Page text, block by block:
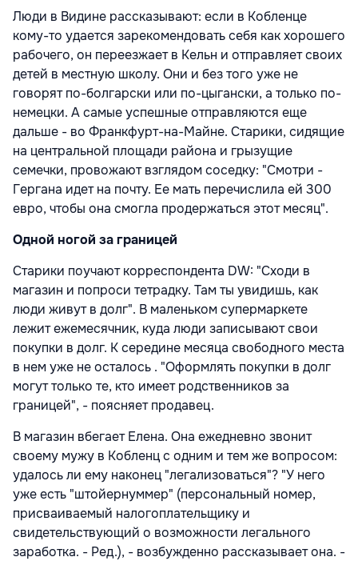
Люди в Видине рассказывают: если в Кобленце
кому-то удается зарекомендовать себя как хорошего
рабочего, он переезжает в Кельн и отправляет своих
детей в местную школу. Они и без того уже не
говорят по-болгарски или по-цыгански, а только по-
немецки. А самые успешные отправляются еще
дальше - во Франкфурт-на-Майне. Старики, сидящие
на центральной площади района и грызущие
семечки, провожают взглядом соседку: "Смотри -
Гергана идет на почту. Ее мать перечислила ей 300
евро, чтобы она смогла продержаться этот месяц".
Одной ногой за границей
Старики поучают корреспондента DW: "Сходи в
магазин и попроси тетрадку. Там ты увидишь, как
люди живут в долг". В маленьком супермаркете
лежит ежемесячник, куда люди записывают свои
покупки в долг. К середине месяца свободного места
в нем уже не осталось . "Оформлять покупки в долг
могут только те, кто имеет родственников за
границей", - поясняет продавец.
В магазин вбегает Елена. Она ежедневно звонит
своему мужу в Кобленц с одним и тем же вопросом:
удалось ли ему наконец "легализоваться"? "У него
уже есть "штойернуммер" (персональный номер,
присваиваемый налогоплательщику и
свидетельствующий о возможности легального
заработка. - Ред.), - возбужденно рассказывает она. -